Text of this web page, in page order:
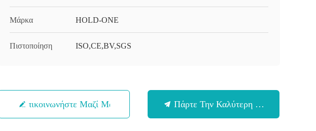
Μάρκα HOLD-ONE
Πιστοποίηση ISO,CE,BV,SGS
Επικοινωνήστε Μαζί Μας Πάρτε Την Καλύτερη Τιμή